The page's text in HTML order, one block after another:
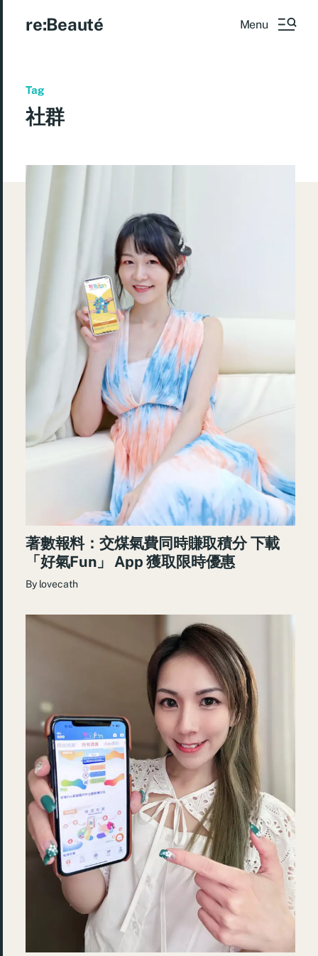
re:Beauté Menu
Tag
社群
著數報料：交煤氣費同時賺取積分 下載
「好氣Fun」 App 獲取限時優惠
By lovecath